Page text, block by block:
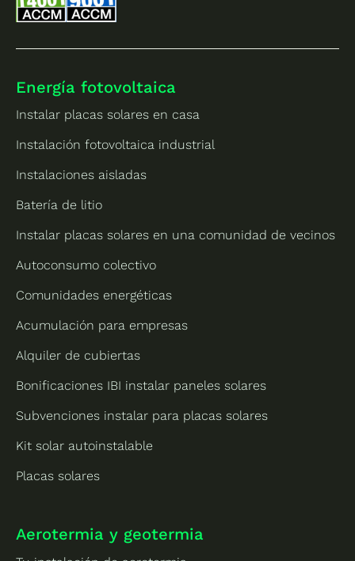
Energía fotovoltaica
Instalar placas solares en casa
Instalación fotovoltaica industrial
Instalaciones aisladas
Batería de litio
Instalar placas solares en una comunidad de vecinos
Autoconsumo colectivo
Comunidades energéticas
Acumulación para empresas
Alquiler de cubiertas
Bonificaciones IBI instalar paneles solares
Subvenciones instalar para placas solares
Kit solar autoinstalable
Placas solares
Aerotermia y geotermia